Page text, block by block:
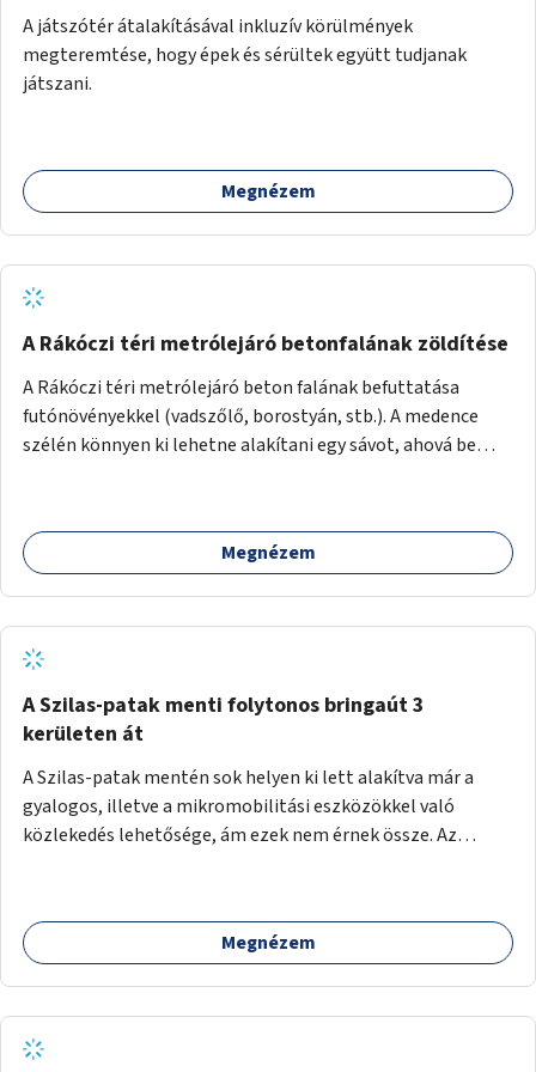
A játszótér átalakításával inkluzív körülmények
megteremtése, hogy épek és sérültek együtt tudjanak
játszani.
Megnézem
A Rákóczi téri metrólejáró betonfalának zöldítése
A Rákóczi téri metrólejáró beton falának befuttatása
futónövényekkel (vadszőlő, borostyán, stb.). A medence
szélén könnyen ki lehetne alakítani egy sávot, ahová be
Megnézem
A Szilas-patak menti folytonos bringaút 3
kerületen át
A Szilas-patak mentén sok helyen ki lett alakítva már a
gyalogos, illetve a mikromobilitási eszközökkel való
közlekedés lehetősége, ám ezek nem érnek össze. Az
részt, amire hatásköre van és a költségvetési lehetőségek
keretéig valósítsa is meg.Megnézem